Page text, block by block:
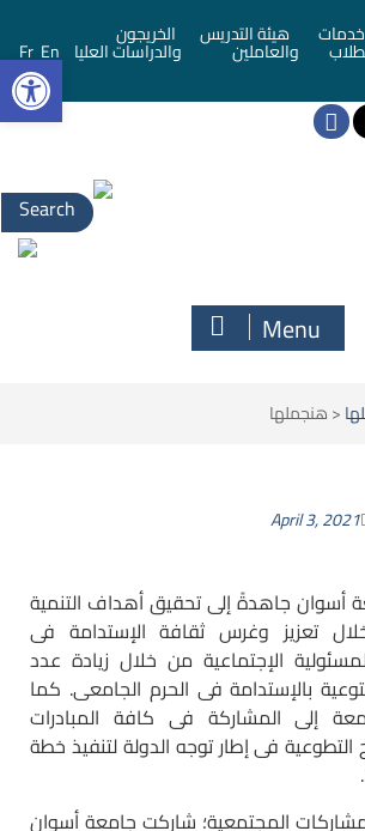
خدمات هيئة التدريس
والعاملين
الخريجون
والدراسات العليا En
Fr
Menu
<هنجملها
April 3, 2021
جاهدةً إلى تحقيق أهداف التنمية
تعزيز وغرس ثقافة الإستدامة فى
الإجتماعية من خلال زيادة عدد
بالإستدامة فى الحرم الجامعى. كما
إلى المشاركة فى كافة المبادرات
التطوعية فى إطار توجه الدولة لتنفيذ خطة
المجتمعية؛ شاركت جامعة أسوان